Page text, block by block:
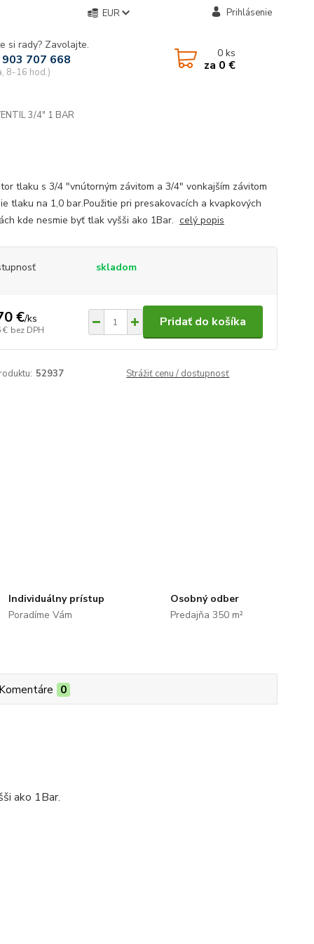
EUR Prihlásenie
si rady? Zavolajte.
707 668
8-16 hod.)
0ks
za 0 €
3/4" 1 BAR
tlaku s 3/4 "vnútorným závitom a 3/4" vonkajším závitom
tlaku na 1,0 bar.Použitie pri presakovacích a kvapkových
kde nesmie byť tlak vyšši ako 1Bar. celý popis
skladom
€/ks
€ bez DPH
Pridať do košíka
52937 Strážiť cenu / dostupnosť
Individuálny prístup
Poradíme Vám
Osobný odber
Predajňa 350 m²
0
ako 1Bar.